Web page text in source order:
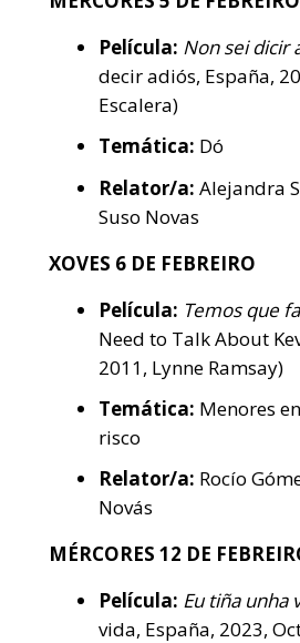
Película: Non sei dicir
decir adiós, España,
Escalera)
Temática: Dó
Relator/a: Alejandra
Suso Novas
XOVES 6 DE FEBREIRO
Película: Temos que
Need to Talk About
2011, Lynne Ramsay)
Temática: Menores
risco
Relator/a: Rocío
Novás
MÉRCORES 12 DE
Película: Eu tiña unha
vida, España, 2023,